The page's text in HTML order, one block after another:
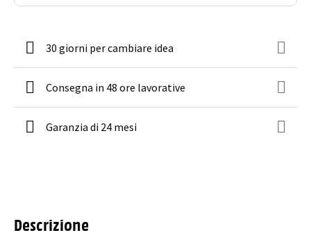
30 giorni per cambiare idea
Consegna in 48 ore lavorative
Garanzia di 24 mesi
Descrizione